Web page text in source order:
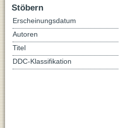
Stöbern
Erscheinungsdatum
Autoren
Titel
DDC-Klassifikation